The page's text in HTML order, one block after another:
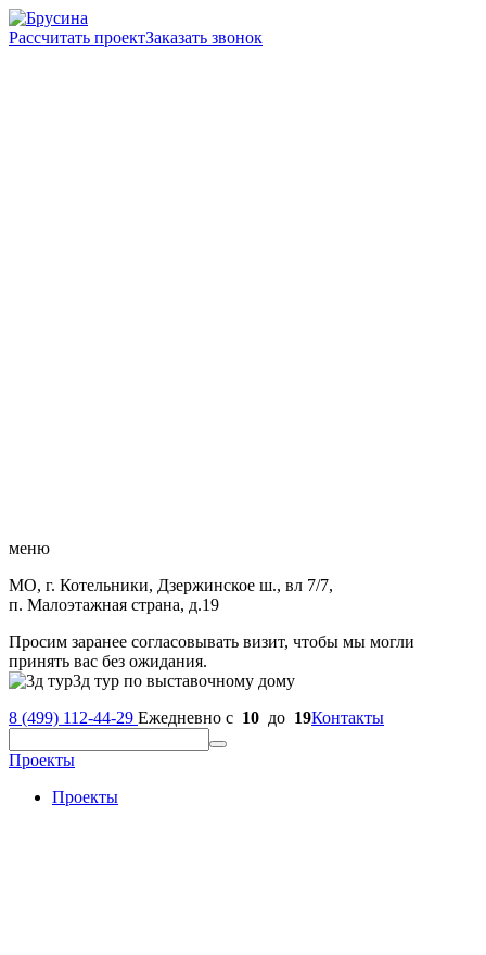
Рассчитать проектЗаказать звонок
меню
МО, г. Котельники, Дзержинское ш., вл 7/7,
п. Малоэтажная страна, д.19
Просим заранее согласовывать визит, чтобы мы могли
принять вас без ожидания.
3д тур по выставочному дому
8 (499) 112-44-29 Ежедневно с 10 до 19Контакты
Проекты
Проекты